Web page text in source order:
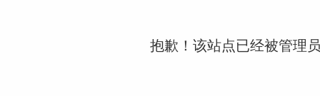
抱歉！该站点已经被管理